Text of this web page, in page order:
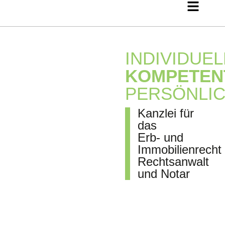
Kanzlei für
das
Erb- und
Immobilienrecht
Rechtsanwalt
und Notar